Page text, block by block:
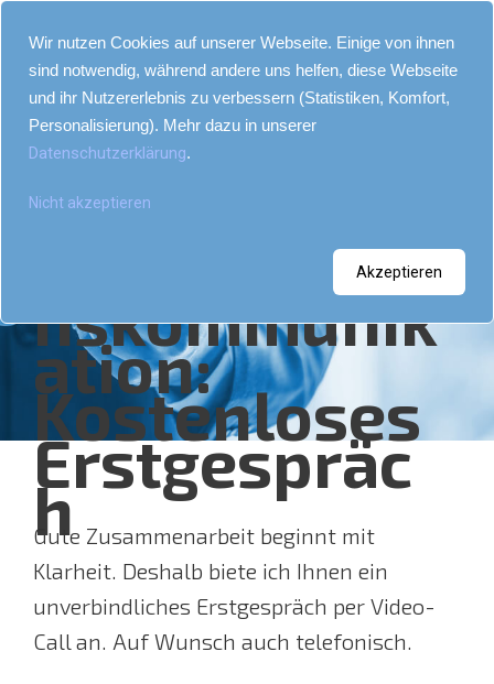
Klarheit für
Ihre
Unternehme
nskommunik
ation:
Kostenloses
Erstgespräc
h
Gute Zusammenarbeit beginnt mit
Klarheit. Deshalb biete ich Ihnen ein
unverbindliches Erstgespräch per Video-
Call an. Auf Wunsch auch telefonisch.
Wir nutzen Cookies auf unserer Webseite. Einige von ihnen
sind notwendig, während andere uns helfen, diese Webseite
und ihr Nutzererlebnis zu verbessern (Statistiken, Komfort,
Personalisierung). Mehr dazu in unserer
Datenschutzerklärung.
Nicht akzeptieren
Akzeptieren